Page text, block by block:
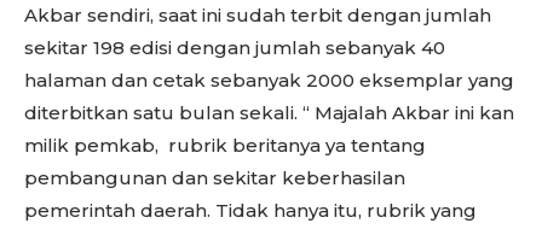
Akbar sendiri, saat ini sudah terbit dengan jumlah
sekitar 198 edisi dengan jumlah sebanyak 40
halaman dan cetak sebanyak 2000 eksemplar yang
diterbitkan satu bulan sekali. “ Majalah Akbar ini kan
milik pemkab, rubrik beritanya ya tentang
pembangunan dan sekitar keberhasilan
pemerintah daerah. Tidak hanya itu, rubrik yang